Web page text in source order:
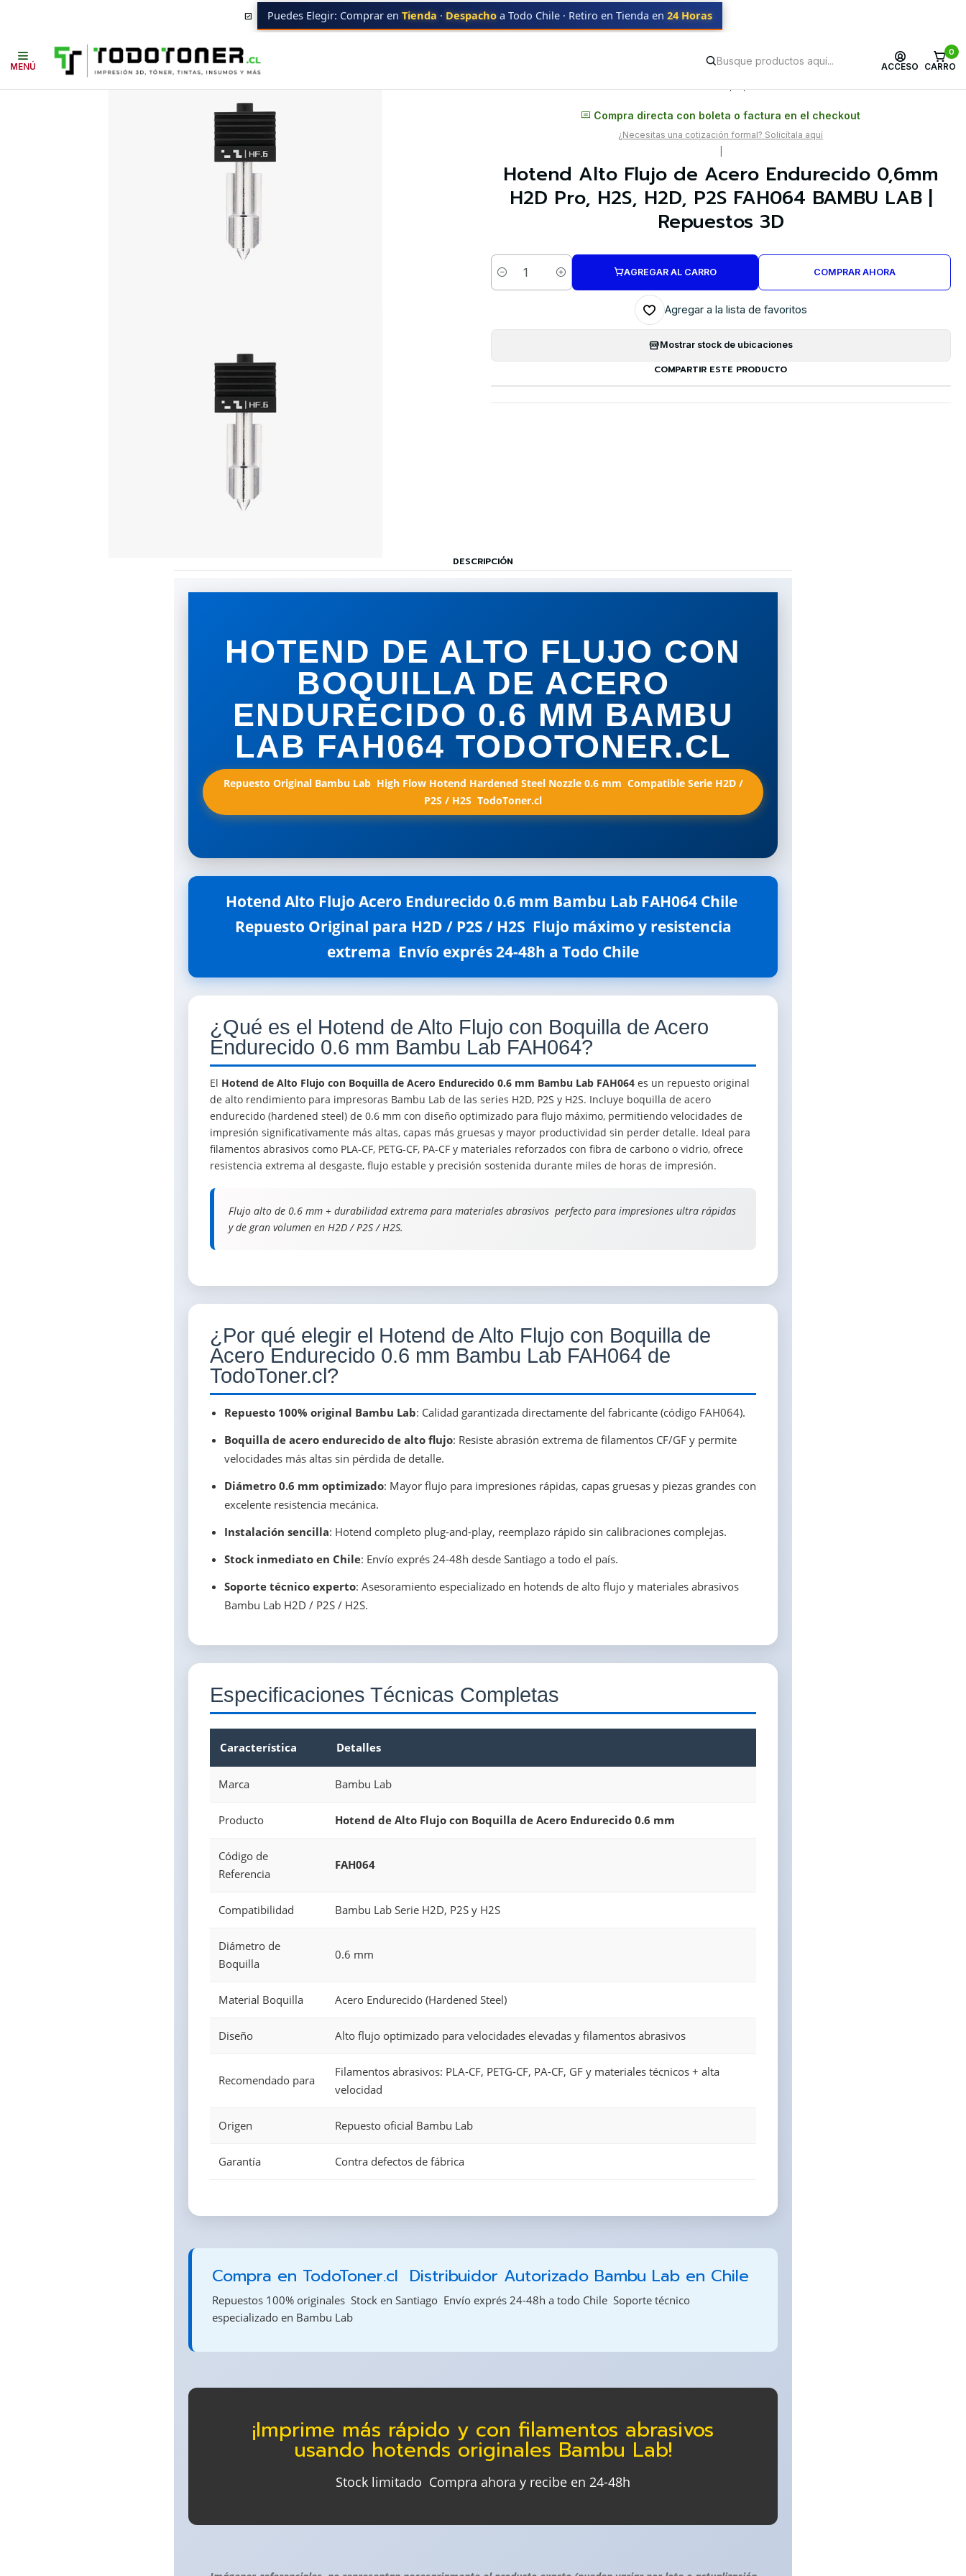
MENÚ ACCESO
0
CARRO
Puedes Elegir: Comprar en Tienda · Despacho a Todo Chile · Retiro en Tienda en 24 Horas
Hotend Alto Flujo de Acero Endurecido 0,6mm H2D Pro, H2S, H2D, P2S FAH064 BAMBU LAB | Repuestos 3D
Compra directa con boleta o factura en el checkout
¿Necesitas una cotización formal? Solicítala aquí
Hotend Alto Flujo de Acero Endurecido 0,6mm
H2D Pro, H2S, H2D, P2S FAH064 BAMBU LAB |
Repuestos 3D
Cantidad
AGREGAR AL CARRO COMPRAR AHORA
Agregar a la lista de favoritos
Mostrar stock de ubicaciones
COMPARTIR ESTE PRODUCTO
DESCRIPCIÓN
HOTEND DE ALTO FLUJO CON
BOQUILLA DE ACERO
ENDURECIDO 0.6 MM BAMBU
LAB FAH064 TODOTONER.CL
Repuesto Original Bambu Lab  High Flow Hotend Hardened Steel Nozzle 0.6 mm  Compatible Serie H2D /
P2S / H2S  TodoToner.cl
Hotend Alto Flujo Acero Endurecido 0.6 mm Bambu Lab FAH064 Chile 
Repuesto Original para H2D / P2S / H2S  Flujo máximo y resistencia
extrema  Envío exprés 24-48h a Todo Chile
¿Qué es el Hotend de Alto Flujo con Boquilla de Acero
Endurecido 0.6 mm Bambu Lab FAH064?
El Hotend de Alto Flujo con Boquilla de Acero Endurecido 0.6 mm Bambu Lab FAH064 es un repuesto original
de alto rendimiento para impresoras Bambu Lab de las series H2D, P2S y H2S. Incluye boquilla de acero
endurecido (hardened steel) de 0.6 mm con diseño optimizado para flujo máximo, permitiendo velocidades de
impresión significativamente más altas, capas más gruesas y mayor productividad sin perder detalle. Ideal para
filamentos abrasivos como PLA-CF, PETG-CF, PA-CF y materiales reforzados con fibra de carbono o vidrio, ofrece
resistencia extrema al desgaste, flujo estable y precisión sostenida durante miles de horas de impresión.
Flujo alto de 0.6 mm + durabilidad extrema para materiales abrasivos  perfecto para impresiones ultra rápidas
y de gran volumen en H2D / P2S / H2S.
¿Por qué elegir el Hotend de Alto Flujo con Boquilla de
Acero Endurecido 0.6 mm Bambu Lab FAH064 de
TodoToner.cl?
Repuesto 100% original Bambu Lab: Calidad garantizada directamente del fabricante (código FAH064).
Boquilla de acero endurecido de alto flujo: Resiste abrasión extrema de filamentos CF/GF y permite
velocidades más altas sin pérdida de detalle.
Diámetro 0.6 mm optimizado: Mayor flujo para impresiones rápidas, capas gruesas y piezas grandes con
excelente resistencia mecánica.
Instalación sencilla: Hotend completo plug-and-play, reemplazo rápido sin calibraciones complejas.
Stock inmediato en Chile: Envío exprés 24-48h desde Santiago a todo el país.
Soporte técnico experto: Asesoramiento especializado en hotends de alto flujo y materiales abrasivos
Bambu Lab H2D / P2S / H2S.
Especificaciones Técnicas Completas
Característica Detalles
Marca Bambu Lab
Producto Hotend de Alto Flujo con Boquilla de Acero Endurecido 0.6 mm
Código de
Referencia
FAH064
Compatibilidad Bambu Lab Serie H2D, P2S y H2S
Diámetro de
Boquilla
0.6 mm
Material Boquilla Acero Endurecido (Hardened Steel)
Diseño Alto flujo optimizado para velocidades elevadas y filamentos abrasivos
Recomendado para
Filamentos abrasivos: PLA-CF, PETG-CF, PA-CF, GF y materiales técnicos + alta
velocidad
Origen Repuesto oficial Bambu Lab
Garantía Contra defectos de fábrica
Compra en TodoToner.cl  Distribuidor Autorizado Bambu Lab en Chile
Repuestos 100% originales  Stock en Santiago  Envío exprés 24-48h a todo Chile  Soporte técnico
especializado en Bambu Lab
¡Imprime más rápido y con filamentos abrasivos
usando hotends originales Bambu Lab!
Stock limitado  Compra ahora y recibe en 24-48h